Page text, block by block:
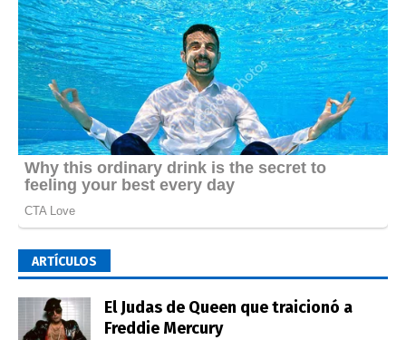
ARTÍCULOS
El Judas de Queen que traicionó a
Freddie Mercury